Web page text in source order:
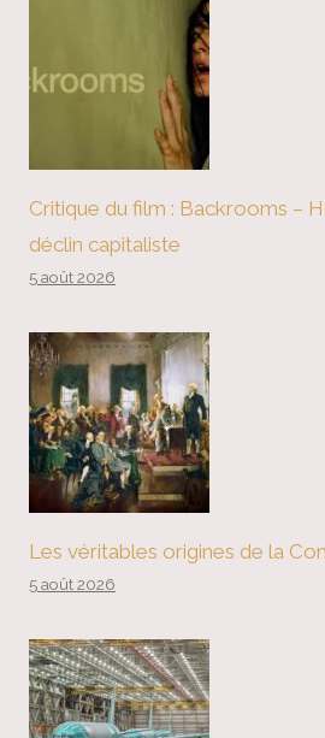
Critique du film : Backrooms –
déclin capitaliste
5 août 2026
Les véritables origines de la
5 août 2026